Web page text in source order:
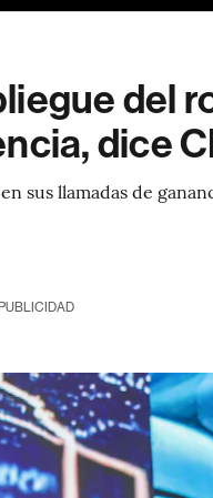
del
dice
sus llamadas de
PUBLICIDAD